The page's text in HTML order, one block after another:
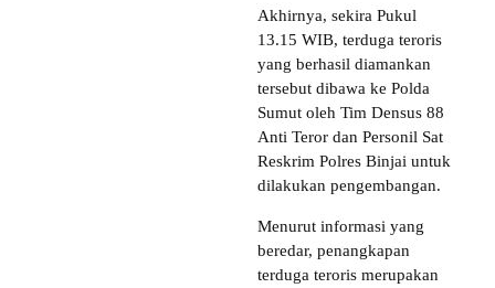
Akhirnya, sekira Pukul
13.15 WIB, terduga teroris
yang berhasil diamankan
tersebut dibawa ke Polda
Sumut oleh Tim Densus 88
Anti Teror dan Personil Sat
Reskrim Polres Binjai untuk
dilakukan pengembangan.
Menurut informasi yang
beredar, penangkapan
terduga teroris merupakan